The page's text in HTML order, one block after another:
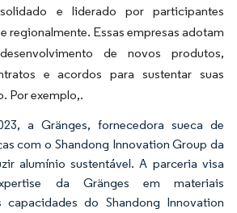
e liderado por participantes
regionalmente. Essas empresas adotam
de novos produtos,
e acordos para sustentar suas
Por exemplo,.
a Gränges, fornecedora sueca de
com o Shandong Innovation Group da
alumínio sustentável. A parceria visa
da Gränges em materiais
capacidades do Shandong Innovation